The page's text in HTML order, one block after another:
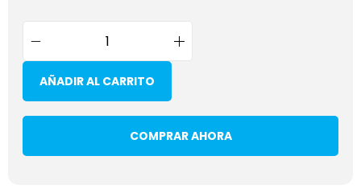
AÑADIR AL CARRITO
COMPRAR AHORA